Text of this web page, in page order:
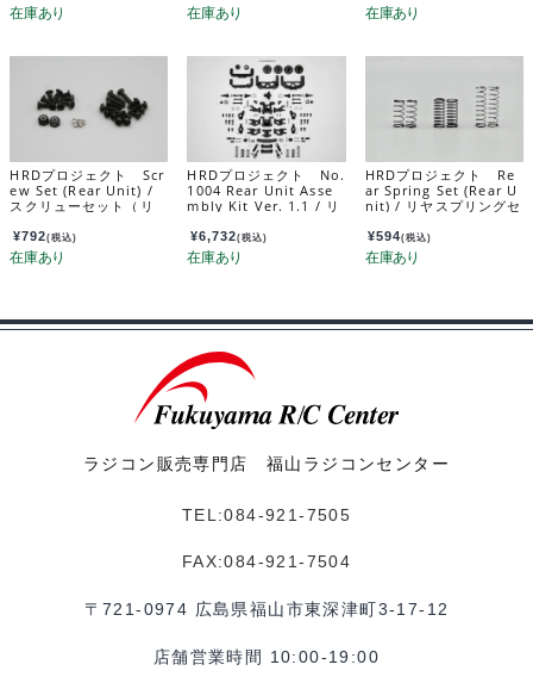
HRDプロジェクト Scr
ew Set (Rear Unit) /
スクリューセット（リ
9
¥792(税込)
HRDプロジェクト No.
1004 Rear Unit Asse
mbly Kit Ver. 1.1 / リ
リーキット Ver. 1.1 1
004
¥6,732(税込)
HRDプロジェクト Re
ar Spring Set (Rear U
nit) / リヤスプリングセ
MRD-027
¥594(税込)
ラジコン販売専門店 福山ラジコンセンター
TEL:084-921-7505
FAX:084-921-7504
〒721-0974 広島県福山市東深津町3-17-12
店舗営業時間 10:00-19:00